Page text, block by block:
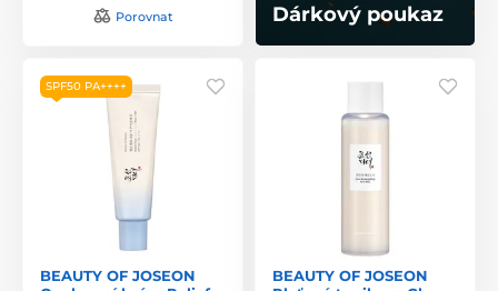
Porovnat Dárkový poukaz
SPF50 PA++++
BEAUTY OF JOSEON
BEAUTY OF JOSEON